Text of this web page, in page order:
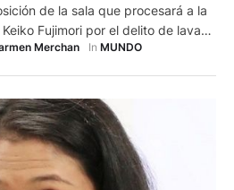
de la sala que procesará a la
Fujimori por el delito de lavado
1 de julio, según una resolución
Merchan In MUNDO